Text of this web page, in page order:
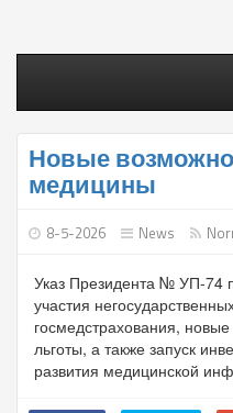
Новые
медицины
8-5-2026 News
Указ Президента № УП-74
участия
госмедстрахования,
льготы, а также запуск
развития медицинской